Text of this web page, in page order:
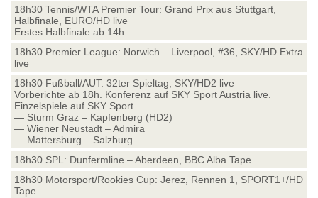
18h30 Tennis/WTA Premier Tour: Grand Prix aus Stuttgart,
Halbfinale, EURO/HD live
Erstes Halbfinale ab 14h
18h30 Premier League: Norwich – Liverpool, #36, SKY/HD Extra
live
18h30 Fußball/AUT: 32ter Spieltag, SKY/HD2 live
Vorberichte ab 18h. Konferenz auf SKY Sport Austria live.
Einzelspiele auf SKY Sport
— Sturm Graz – Kapfenberg (HD2)
— Wiener Neustadt – Admira
— Mattersburg – Salzburg
18h30 SPL: Dunfermline – Aberdeen, BBC Alba Tape
18h30 Motorsport/Rookies Cup: Jerez, Rennen 1, SPORT1+/HD
Tape